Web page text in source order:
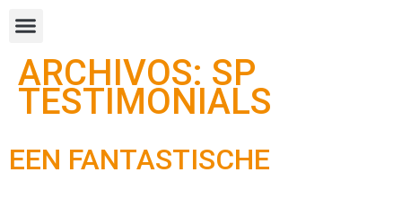
ARCHIVOS: SP
TESTIMONIALS
EEN FANTASTISCHE